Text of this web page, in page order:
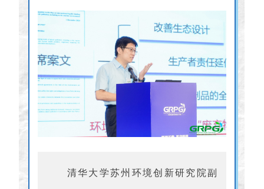
清华大学苏州环境创新研究院副